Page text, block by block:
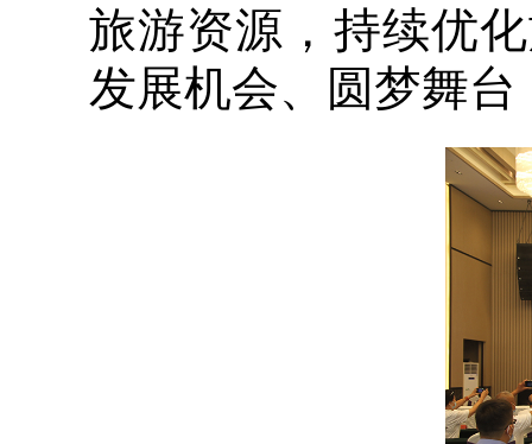
旅游资源，持续优
发展机会、圆梦舞